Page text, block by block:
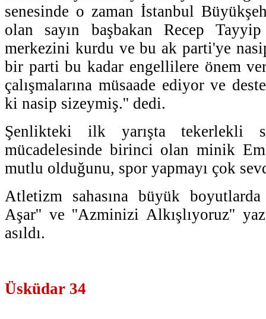
senesinde o zaman İstanbul
olan sayın başbakan Recep
merkezini kurdu ve bu ak parti'ye
bir parti bu kadar engellilere önem
çalışmalarına müsaade ediyor ve
ki nasip sizeymiş.'' dedi.
Şenlikteki ilk yarışta tekerlekli
mücadelesinde birinci olan minik
mutlu olduğunu, spor yapmayı çok
Atletizm sahasına büyük
Aşar'' ve ''Azminizi Alkışlıyoruz''
asıldı.
Üsküdar 34